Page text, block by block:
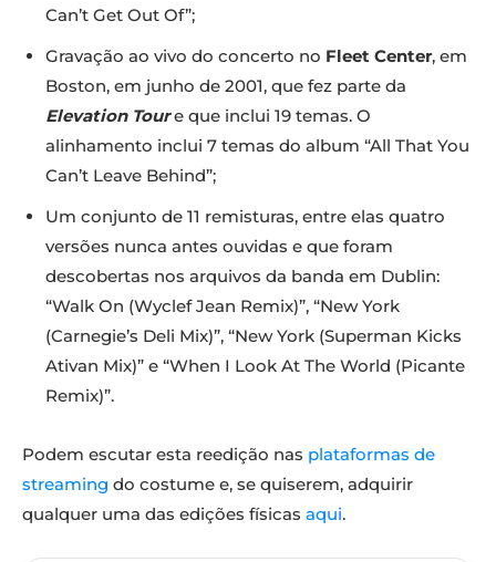
Can’t Get Out Of”;
Gravação ao vivo do concerto no Fleet Center, em
Boston, em junho de 2001, que fez parte da
Elevation Toure que inclui 19 temas. O
alinhamento inclui 7 temas do album “All That You
Can’t Leave Behind”;
Um conjunto de 11 remisturas, entre elas quatro
versões nunca antes ouvidas e que foram
descobertas nos arquivos da banda em Dublin:
“Walk On (Wyclef Jean Remix)”, “New York
(Carnegie’s Deli Mix)”, “New York (Superman Kicks
Ativan Mix)” e “When I Look At The World (Picante
Remix)”.
Podem escutar esta reedição nas plataformas de
streaming do costume e, se quiserem, adquirir
qualquer uma das edições físicas aqui.